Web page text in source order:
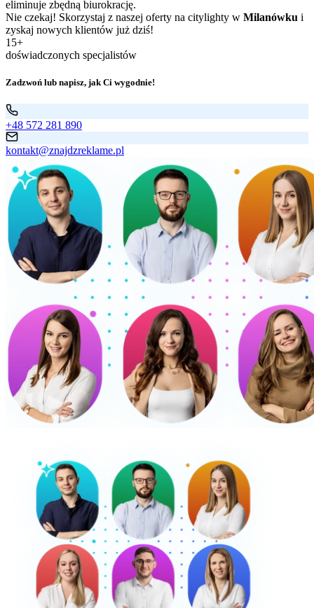
eliminuje zbędną biurokrację.
Nie czekaj! Skorzystaj z naszej oferty na citylighty w Milanówku i
zyskaj nowych klientów już dziś!
15+
doświadczonych specjalistów
Zadzwoń lub napisz, jak Ci wygodnie!
+48 572 281 890
kontakt@znajdzreklame.pl